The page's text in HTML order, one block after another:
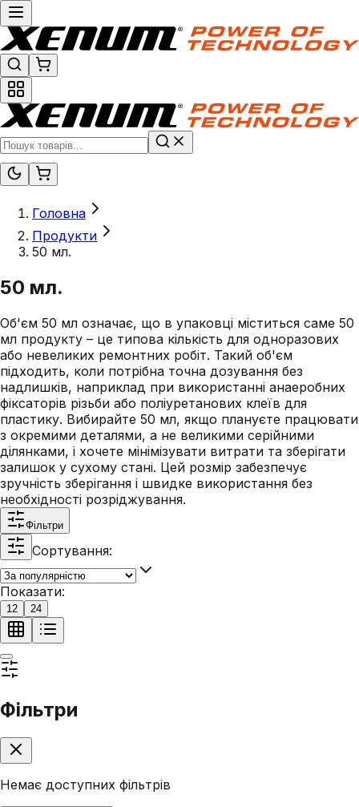
Головна
Продукти
50 мл.
50 мл.
Об'єм 50 мл означає, що в упаковці міститься саме 50
мл продукту – це типова кількість для одноразових
або невеликих ремонтних робіт. Такий об'єм
підходить, коли потрібна точна дозування без
надлишків, наприклад при використанні анаеробних
фіксаторів різьби або поліуретанових клеїв для
пластику. Вибирайте 50 мл, якщо плануєте працювати
з окремими деталями, а не великими серійними
ділянками, і хочете мінімізувати витрати та зберігати
залишок у сухому стані. Цей розмір забезпечує
зручність зберігання і швидке використання без
необхідності розріджування.
Фільтри
Сортування:
Показати:
12 24
Фільтри
Немає доступних фільтрів